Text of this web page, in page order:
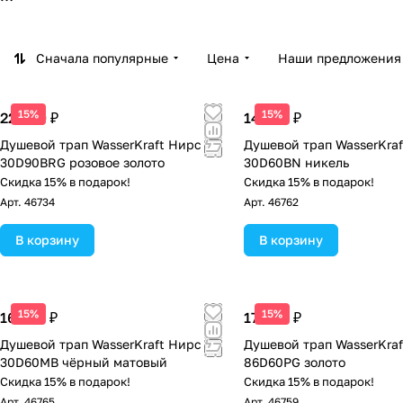
оптимизировать производство различных видов
контрактными производителями.
Инженеры Вассеркрафт активно сотрудничают с
прототипов, разработке технологических процессов,
Сначала популярные Цена Наши предложения
15%
22 490 ₽
Душевой трап WasserKraft Нирс
30D90BRG розовое золото
Скидка 15% в подарок!
Арт. 46734
В корзину
15%
14 790 ₽
Душевой трап
30D60BN никель
Скидка 15% в подарок!
Арт.46762
В корзину
15%
16 790 ₽
Душевой трап WasserKraft Нирс
30D60MB чёрный матовый
Скидка 15% в подарок!
15%
17 990 ₽
Душевой трап
86D60PG золото
Скидка 15% в подарок!